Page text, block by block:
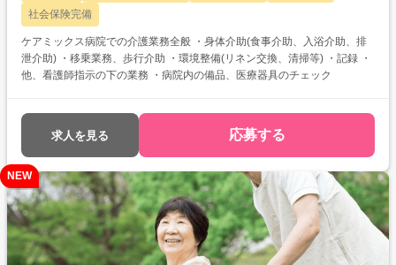
社会保険完備
ケアミックス病院での介護業務全般 ・身体介助(食事介助、入浴介助、排
泄介助) ・移乗業務、歩行介助 ・環境整備(リネン交換、清掃等) ・記録 ・
他、看護師指示の下の業務 ・病院内の備品、医療器具のチェック
求人を見る 応募する
NEW